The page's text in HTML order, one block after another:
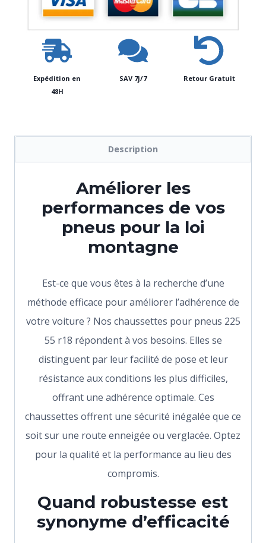
Expédition en
48H
SAV 7j/7 Retour Gratuit
Description
Améliorer les
performances de vos
pneus pour la loi
montagne
Est-ce que vous êtes à la recherche d’une
méthode efficace pour améliorer l’adhérence de
votre voiture ? Nos chaussettes pour pneus 225
55 r18 répondent à vos besoins. Elles se
distinguent par leur facilité de pose et leur
résistance aux conditions les plus difficiles,
offrant une adhérence optimale. Ces
chaussettes offrent une sécurité inégalée que ce
soit sur une route enneigée ou verglacée. Optez
pour la qualité et la performance au lieu des
compromis.
Quand robustesse est
synonyme d’efficacité